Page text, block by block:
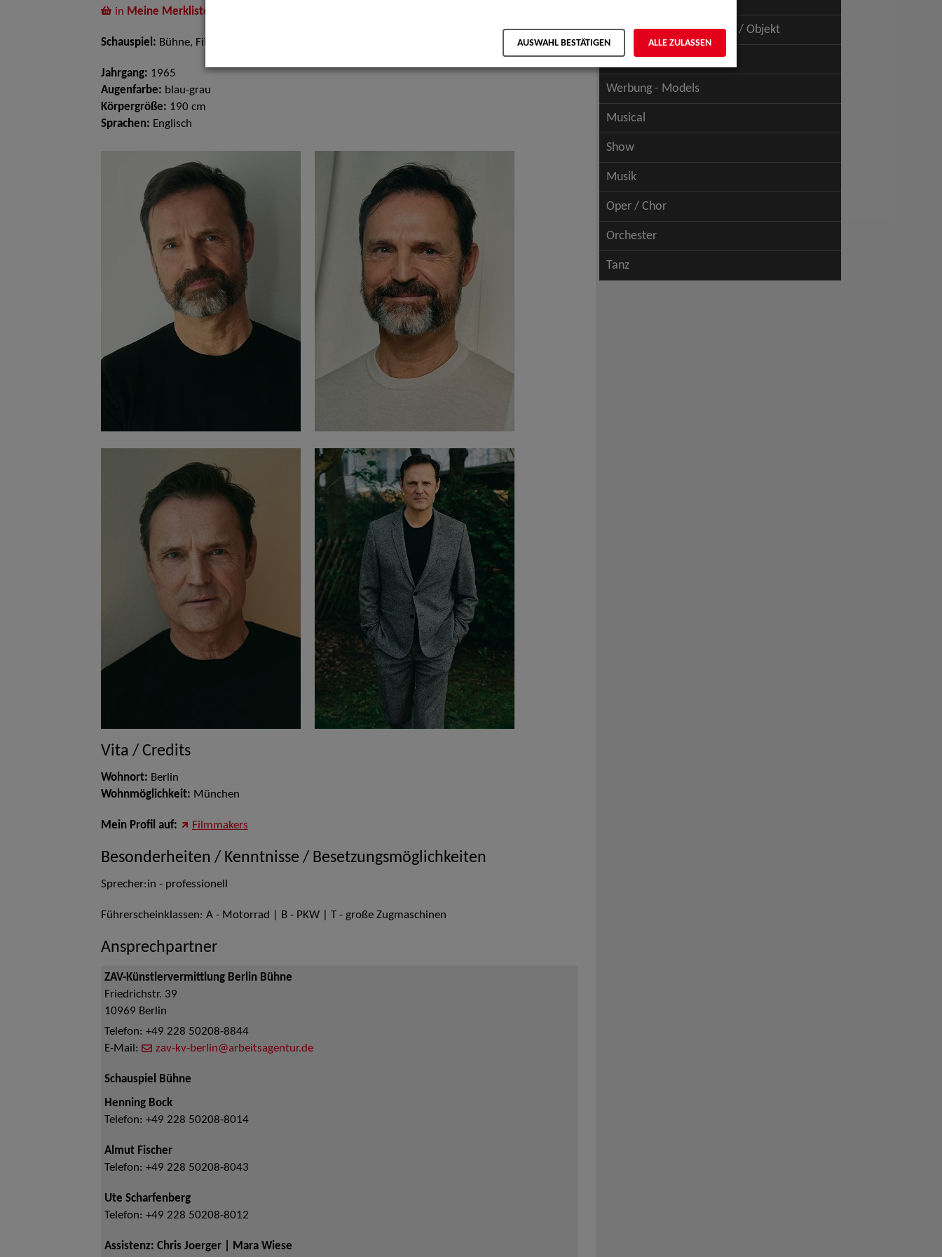
in Meine Merkliste
Schauspiel: Bühne, Film und TV
Jahrgang: 1965
Augenfarbe: blau-grau
Körpergröße: 190 cm
Sprachen: Englisch
Vita / Credits
Wohnort: Berlin
Wohnmöglichkeit: München
Mein Profil auf: Filmmakers
Besonderheiten / Kenntnisse / Besetzungsmöglichkeiten
Sprecher:in - professionell
Führerscheinklassen: A - Motorrad | B - PKW | T - große Zugmaschinen
Ansprechpartner
ZAV-Künstlervermittlung Berlin Bühne
Friedrichstr. 39
10969 Berlin
Telefon: +49 228 50208-8844
E-Mail:
zav-kv-berlin@arbeitsagentur.de
Schauspiel Bühne
Henning Bock
Telefon: +49 228 50208-8014
Almut Fischer
Telefon: +49 228 50208-8043
Ute Scharfenberg
Telefon: +49 228 50208-8012
Assistenz: Chris Joerger | Mara Wiese
Schauspiel - Figur / Puppe / Objekt
Werbung - Talents
Werbung - Models
Musical
Show
Musik
Oper / Chor
Orchester
Tanz
AUSWAHL BESTÄTIGEN ALLE ZULASSEN